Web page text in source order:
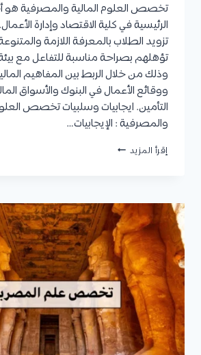
تخصص العلوم المالية والمصرفية هو
الرئيسية في كلية الاقتصاد وإدارة
تزويد الطلاب بالمعرفة اللازمة
تؤهلهم بصراحة مناسبة للتفاعل مع بيئة
وذلك من خلال الربط بين المفاهيم
ووقائع الأعمال في البنوك والأسواق
التأمين. ايجابيات وسلبيات تخصص
والمصرفية : الإيجابيات…
إقرأ المزيد تخصص
الإيجابيات
والسلبيات،
مدة
الدراسة،
مواد
التخصص،
الوظائف،
المستقبل،
وأفضل
الجامعات